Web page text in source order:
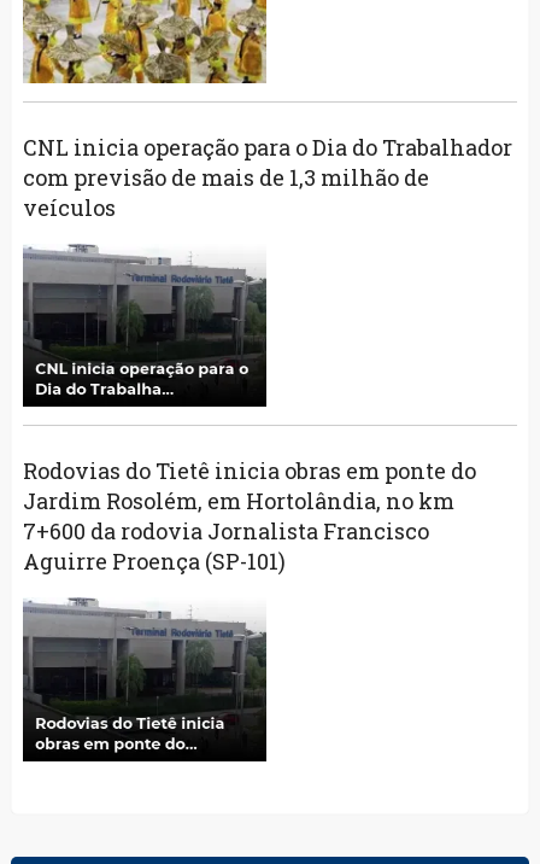
CNL inicia operação para o Dia do Trabalhador
com previsão de mais de 1,3 milhão de
veículos
Rodovias do Tietê inicia obras em ponte do
Jardim Rosolém, em Hortolândia, no km
7+600 da rodovia Jornalista Francisco
Aguirre Proença (SP-101)